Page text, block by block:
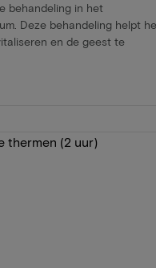
behandeling in het
Deze behandeling helpt
en de geest te